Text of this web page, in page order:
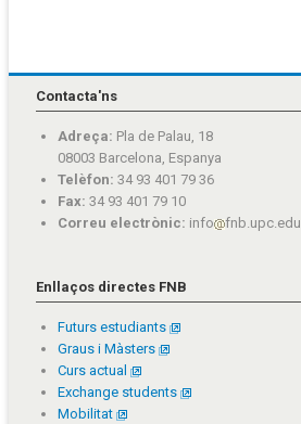
Contacta'ns
Adreça: Pla de Palau, 18
08003 Barcelona, Espanya
Telèfon: 34 93 401 79 36
Fax: 34 93 401 79 10
Correu electrònic: info fnb.upc.edu
Enllaços directes FNB
Futurs estudiants
Graus i Màsters
Curs actual
Exchange students
Mobilitat